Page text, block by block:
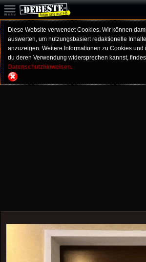
Diese Website verwendet Cookies. Wir können
auswerten, um nutzungsbasiert redaktionelle
anzuzeigen. Weitere Informationen zu Cookies und
du deren Verwendung widersprechen kannst,
Datenschutzhinweisen.